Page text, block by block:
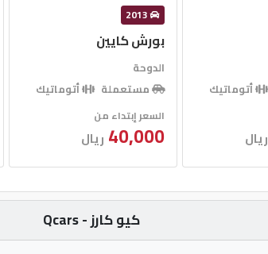
أتوماتيك
ريال
2013
بورش كايين
الدوحة
مستعملة
أتوماتيك
السعر إبتداء من
40,000 ريال
كيو كارز - Qcars